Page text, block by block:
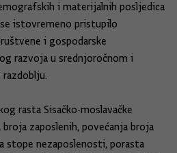
i materijalnih posljedica
istovremeno pristupilo
i gospodarske
razvoja u srednjoročnom i
rasta Sisačko-moslavačke
zaposlenih, povećanja broja
stope nezaposlenosti, porasta